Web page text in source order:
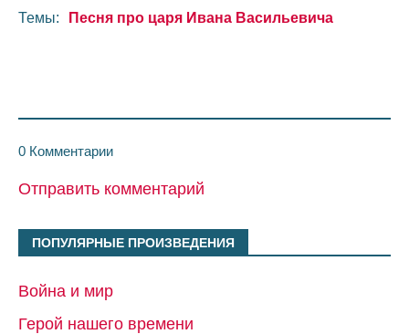
Темы: Песня про царя Ивана Васильевича
0 Комментарии
Отправить комментарий
ПОПУЛЯРНЫЕ ПРОИЗВЕДЕНИЯ
Война и мир
Герой нашего времени